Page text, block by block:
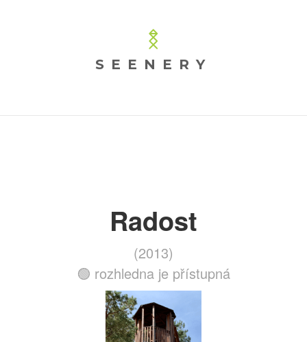
SEENERY
Radost
(2013)
🟢 rozhledna je přístupná